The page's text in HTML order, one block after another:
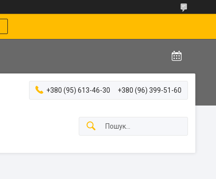
+380 (95) 613-46-30 +380 (96) 399-51-60